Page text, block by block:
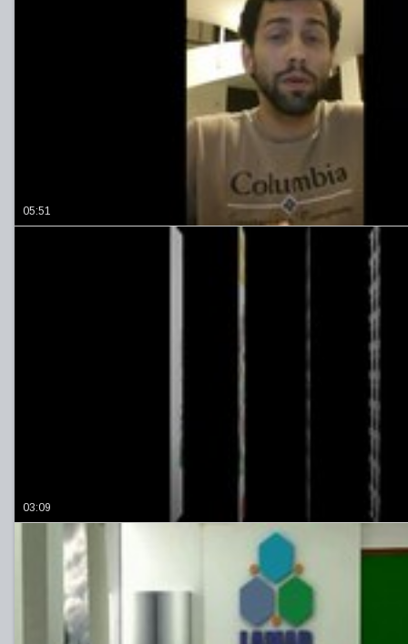
05:51
03:09